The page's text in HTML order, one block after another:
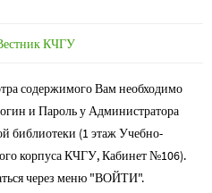
КЧГУ
содержимого Вам необходимо
и Пароль у Администратора
библиотеки (1 этаж Учебно-
корпуса КЧГУ, Кабинет №106).
через меню "ВОЙТИ".